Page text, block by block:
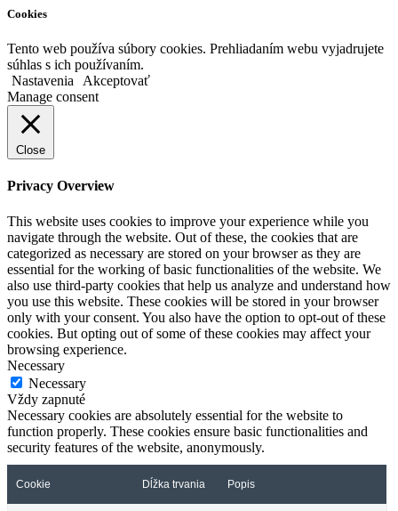
Cookies
Tento web používa súbory cookies. Prehliadaním webu vyjadrujete
súhlas s ich používaním.
Nastavenia
Akceptovať
Manage consent
Close
Privacy Overview
This website uses cookies to improve your experience while you
navigate through the website. Out of these, the cookies that are
categorized as necessary are stored on your browser as they are
essential for the working of basic functionalities of the website. We
also use third-party cookies that help us analyze and understand how
you use this website. These cookies will be stored in your browser
only with your consent. You also have the option to opt-out of these
cookies. But opting out of some of these cookies may affect your
browsing experience.
Necessary
Necessary
Vždy zapnuté
Necessary cookies are absolutely essential for the website to
function properly. These cookies ensure basic functionalities and
security features of the website, anonymously.
Cookie Dĺžka trvania Popis